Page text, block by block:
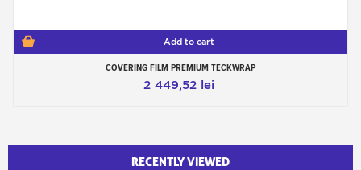
Add to cart
COVERING FILM PREMIUM TECKWRAP
2 449,52 lei
RECENTLY VIEWED